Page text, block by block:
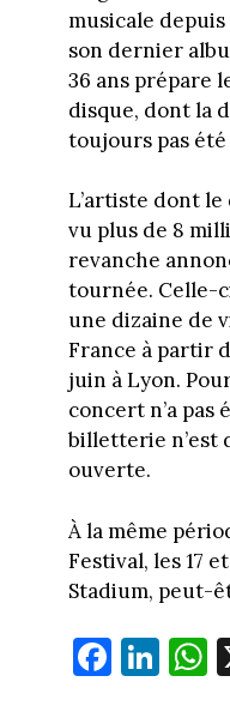
musicale depuis
son dernier
36 ans prépare
disque, dont la
toujours pas
L’artiste dont
vu plus de 8
revanche
tournée. Celle-
une dizaine de
France à partir
juin à Lyon.
concert n’a pas
billetterie n’est
ouverte.
À la même
Festival, les 17
Stadium, peut-
Fa
ce
Li
nk